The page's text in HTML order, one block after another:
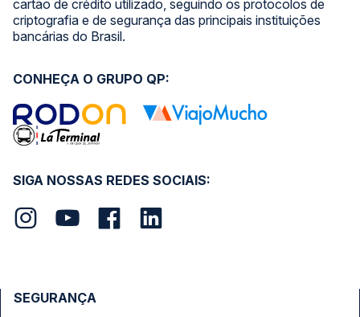
cartão de crédito utilizado, seguindo os protocolos de
criptografia e de segurança das principais instituições
bancárias do Brasil.
SIGA NOSSAS REDES SOCIAIS:
CONHEÇA O GRUPO QP:
SEGURANÇA